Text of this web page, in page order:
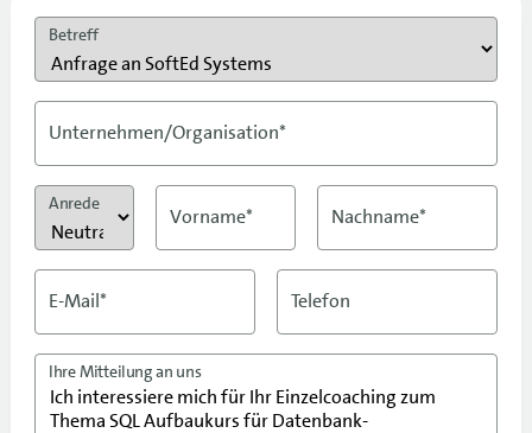
Betreff
Unternehmen/Organisation*
Anrede
Vorname* Nachname*
E-Mail* Telefon
Ihre Mitteilung an uns